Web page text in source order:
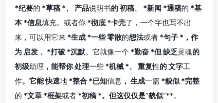
*纪要的 *草稿 *、 产品说明书的初稿 *新闻 *通稿的 *基
本*信息填充。或者你 *彻底 *卡壳了，一个字也写不出
来，可以用它来 *生成 *一些零散的想法或者 *句子 *，作
为 启发 ， *打破 *沉默。它就像一个 *勤奋 *但 缺乏 灵魂的
初级助理 ，能帮你处理一些 *机械 *、 重复性的文字工
作。它能快速地 *整合 *已知信息 ， 生成一篇 *貌似 *完整
的 *文章 *框架或者 *初稿 *。但这仅仅是“貌似”**。